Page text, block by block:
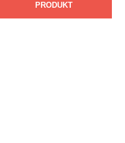
PRODUKT